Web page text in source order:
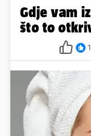
Gdje vam
što to
1